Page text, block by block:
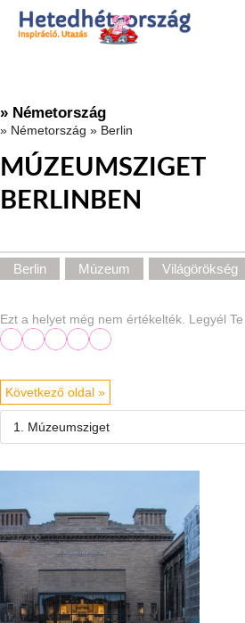
Az oldal sütiket (cookies) használ. További
tájékoztató
» Németország
» Németország » Berlin
MÚZEUMSZIGET
BERLINBEN
Berlin Múzeum Világörökség
Ezt a helyet még nem értékelték. Legyél
Következő oldal »
1. Múzeumsziget